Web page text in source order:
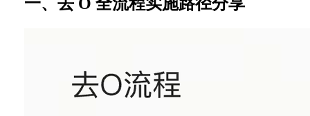
一、去 O 全流程实施路径分享